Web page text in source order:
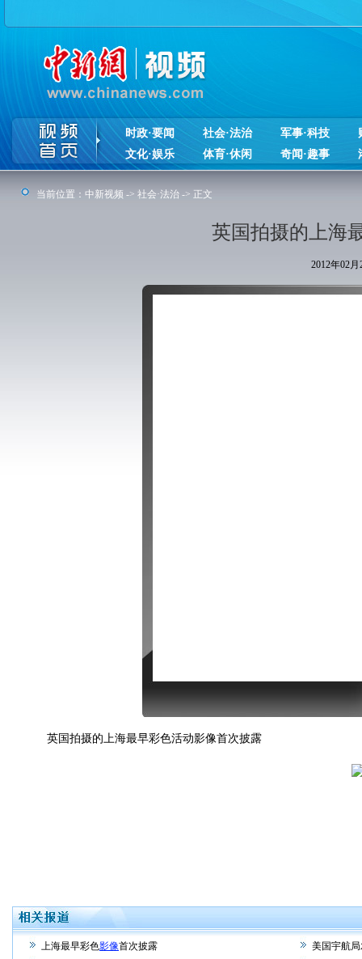
时政·要闻 社会·法治 军事·科技
文化·娱乐
体育·休闲 奇闻·趣事
当前位置： 中新视频 -> 社会·法治 -> 正文
英国拍摄的上海
2012年02
英国拍摄的上海最早彩色活动影像首次披露
上海最早彩色影像首次披露
美国宇航